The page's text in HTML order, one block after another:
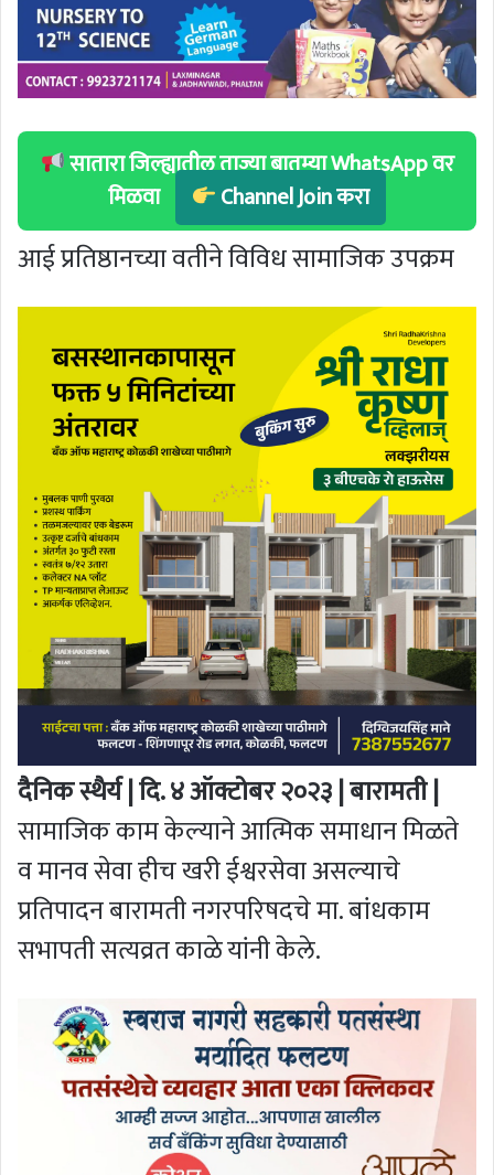
सातारा जिल्ह्यातील ताज्या बातम्या WhatsApp वर
मिळवा
Channel Join करा
आई प्रतिष्ठानच्या वतीने विविध सामाजिक उपक्रम
दैनिक स्थैर्य | दि. ४ ऑक्टोबर २०२३ | बारामती |
सामाजिक काम केल्याने आत्मिक समाधान मिळते
व मानव सेवा हीच खरी ईश्वरसेवा असल्याचे
प्रतिपादन बारामती नगरपरिषदचे मा. बांधकाम
सभापती सत्यव्रत काळे यांनी केले.